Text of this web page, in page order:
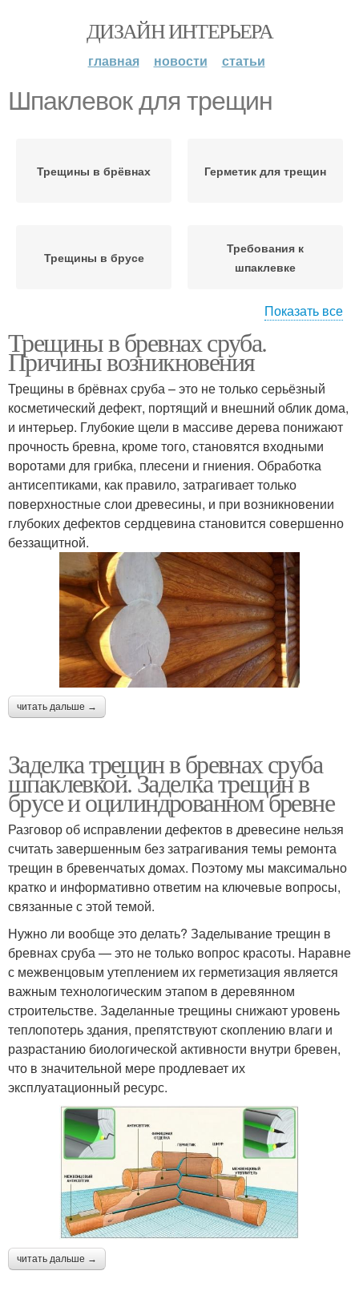
ДИЗАЙН ИНТЕРЬЕРА
главная новости статьи
Шпаклевок для трещин
Трещины в брёвнах Герметик для трещин
Трещины в брусе
Требования к
шпаклевке
Трещины в дереве Шпаклевок для бревен
Продольные трещины Трещины на стыке
Шпаклевок для
древесины
Показать все
Трещины в бревнах сруба.
Причины возникновения
Трещины в брёвнах сруба – это не только серьёзный
косметический дефект, портящий и внешний облик дома,
и интерьер. Глубокие щели в массиве дерева понижают
прочность бревна, кроме того, становятся входными
воротами для грибка, плесени и гниения. Обработка
антисептиками, как правило, затрагивает только
поверхностные слои древесины, и при возникновении
глубоких дефектов сердцевина становится совершенно
беззащитной.
читать дальше →
Заделка трещин в бревнах сруба
шпаклевкой. Заделка трещин в
брусе и оцилиндрованном бревне
Разговор об исправлении дефектов в древесине нельзя
считать завершенным без затрагивания темы ремонта
трещин в бревенчатых домах. Поэтому мы максимально
кратко и информативно ответим на ключевые вопросы,
связанные с этой темой.
Нужно ли вообще это делать? Заделывание трещин в
бревнах сруба — это не только вопрос красоты. Наравне
с межвенцовым утеплением их герметизация является
важным технологическим этапом в деревянном
строительстве. Заделанные трещины снижают уровень
теплопотерь здания, препятствуют скоплению влаги и
разрастанию биологической активности внутри бревен,
что в значительной мере продлевает их
эксплуатационный ресурс.
читать дальше →